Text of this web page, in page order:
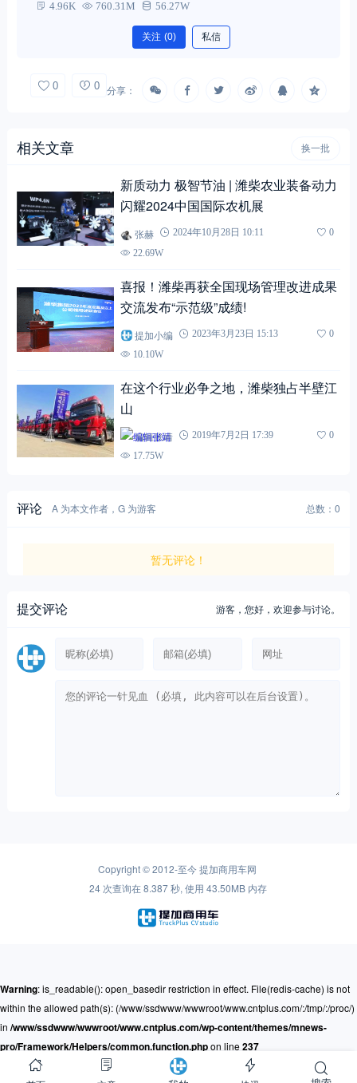
4.96K 760.31M 56.27W
关注 (0) 私信
0 0 分享：
相关文章 换一批
新质动力 极智节油 | 潍柴农业装备动力
闪耀2024中国国际农机展
张赫 2024年10月28日 10:11
0
22.69W
喜报！潍柴再获全国现场管理改进成果
交流发布“示范级”成绩!
提加小编 2023年3月23日 15:13
0
10.10W
在这个行业必争之地，潍柴独占半壁江
山
编辑张靖 2019年7月2日 17:39
0
17.75W
评论 A 为本文作者，G 为游客 总数：0
暂无评论！
提交评论 游客，您好，欢迎参与讨论。
Copyright © 2012-至今提加商用车网
24 次查询在 8.387 秒, 使用 43.50MB 内存
Warning: is_readable(): open_basedir restriction in effect. File(redis-cache) is not
within the allowed path(s): (/www/ssdwww/wwwroot/www.cntplus.com/:/tmp/:/proc/)
in /www/ssdwww/wwwroot/www.cntplus.com/wp-content/themes/mnews-
pro/Framework/Helpers/common.function.phpon line237